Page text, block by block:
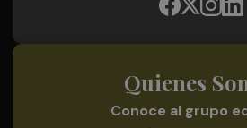
Quienes
Conoce al grupo